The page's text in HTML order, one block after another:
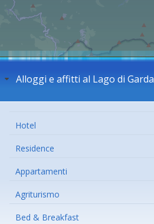
Alloggi e affitti al Lago di Garda
Hotel
Residence
Appartamenti
Agriturismo
Bed & Breakfast